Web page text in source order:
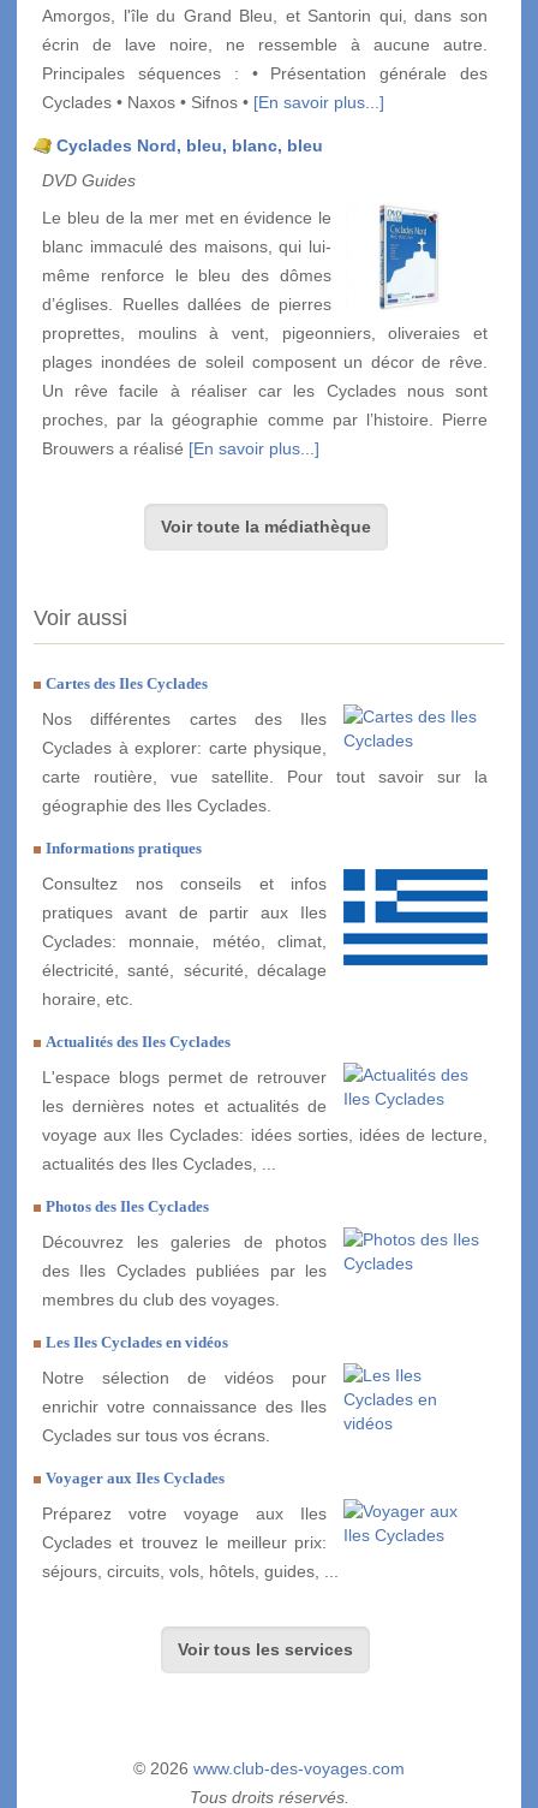
Amorgos, l'île du Grand Bleu, et Santorin qui, dans son
écrin de lave noire, ne ressemble à aucune autre.
Principales séquences : • Présentation générale des
Cyclades • Naxos • Sifnos • [En savoir plus...]
Cyclades Nord, bleu, blanc, bleu
DVD Guides
Le bleu de la mer met en évidence le
blanc immaculé des maisons, qui lui-
même renforce le bleu des dômes
d’églises. Ruelles dallées de pierres
proprettes, moulins à vent, pigeonniers, oliveraies et
plages inondées de soleil composent un décor de rêve.
Un rêve facile à réaliser car les Cyclades nous sont
proches, par la géographie comme par l’histoire. Pierre
Brouwers a réalisé [En savoir plus...]
Voir toute la médiathèque
Voir aussi
Cartes des Iles Cyclades
Nos différentes cartes des Iles
Cyclades à explorer: carte physique,
carte routière, vue satellite. Pour tout savoir sur la
géographie des Iles Cyclades.
Informations pratiques
Consultez nos conseils et infos
pratiques avant de partir aux Iles
Cyclades: monnaie, météo, climat,
électricité, santé, sécurité, décalage
horaire, etc.
Actualités des Iles Cyclades
L'espace blogs permet de retrouver
les dernières notes et actualités de
voyage aux Iles Cyclades: idées sorties, idées de lecture,
actualités des Iles Cyclades, ...
Photos des Iles Cyclades
Découvrez les galeries de photos
des Iles Cyclades publiées par les
membres du club des voyages.
Les Iles Cyclades en vidéos
Notre sélection de vidéos pour
enrichir votre connaissance des Iles
Cyclades sur tous vos écrans.
Voyager aux Iles Cyclades
Préparez votre voyage aux Iles
Cyclades et trouvez le meilleur prix:
séjours, circuits, vols, hôtels, guides, ...
Voir tous les services
© 2026 www.club-des-voyages.com
Tous droits réservés.